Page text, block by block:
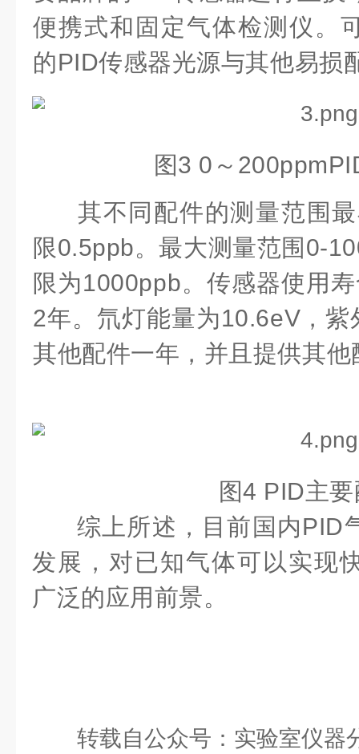
便携式和固定气体检测仪。
的PID传感器光源与其他易损
图3 0～
其不同配件的测量范围
限0.5ppb。最大测量范围0-
限为1000ppb。传感器使用
2年。氘灯能量为10.6eV，
其他配件一年，并且提供其
图4 PID主
综上所述，目前国内PID
发展， 对已知气体可以实现
广泛的应用前景。
转载自公众号：实验室仪器